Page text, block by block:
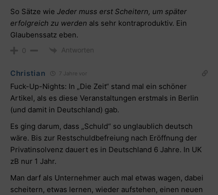
So Sätze wie Jeder muss erst Scheitern, um später
erfolgreich zu werden als sehr kontraproduktiv. Ein
Glaubenssatz eben.
0 Antworten
Christian 7 Jahre vor
Fuck-Up-Nights: In „Die Zeit“ stand mal ein schöner
Artikel, als es diese Veranstaltungen erstmals in Berlin
(und damit in Deutschland) gab.
Es ging darum, dass „Schuld“ so unglaublich deutsch
wäre. Bis zur Restschuldbefreiung nach Eröffnung der
Privatinsolvenz dauert es in Deutschland 6 Jahre. In UK
zB nur 1 Jahr.
Man darf als Unternehmer auch mal etwas wagen, dabei
scheitern, etwas lernen, wieder aufstehen, einen neuen